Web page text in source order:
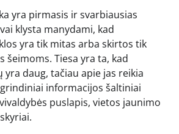
yra pirmasis ir svarbiausias
klysta manydami, kad
yra tik mitas arba skirtos tik
šeimoms. Tiesa yra ta, kad
daug, tačiau apie jas reikia
informacijos šaltiniai
puslapis, vietos jaunimo